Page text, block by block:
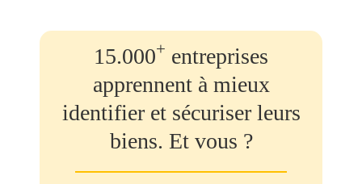
15.000+ entreprises
apprennent à mieux
identifier et sécuriser leurs
biens. Et vous ?